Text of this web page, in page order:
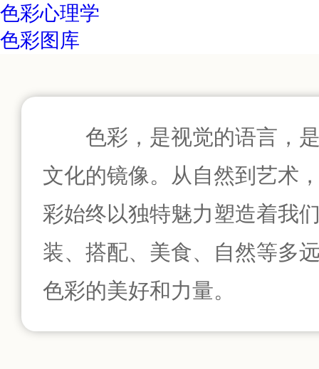
色彩心理学
色彩图库
色彩，是视觉的语言，
文化的镜像。从自然到艺术
彩始终以独特魅力塑造着我
装、搭配、美食、自然等多
色彩的美好和力量。